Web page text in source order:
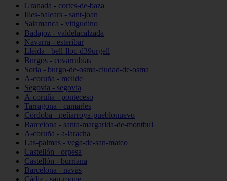
Granada - cortes-de-baza
Illes-balears - sant-joan
Salamanca - vitigudino
Badajoz - valdelacalzada
Navarra - esteribar
Lleida - bell-lloc-d39urgell
Burgos - covarrubias
Soria - burgo-de-osma-ciudad-de-osma
A-coruña - melide
Segovia - segovia
A-coruña - ponteceso
Tarragona - camarles
Córdoba - peñarroya-pueblonuevo
Barcelona - santa-margarida-de-montbui
A-coruña - a-laracha
Las-palmas - vega-de-san-mateo
Castellón - orpesa
Castellón - burriana
Barcelona - navàs
Cádiz - san-roque